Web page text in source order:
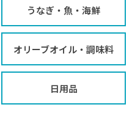
うなぎ・魚・海鮮
オリーブオイル・調味料
日用品